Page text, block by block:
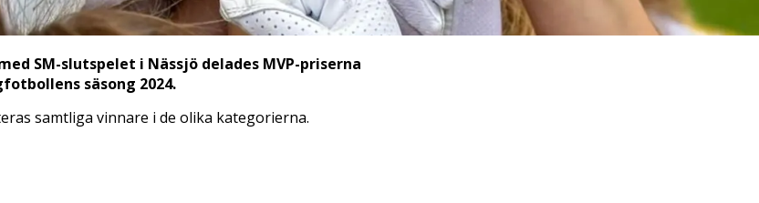
SM-slutspelet i Nässjö delades MVP-priserna
säsong 2024.
samtliga vinnare i de olika kategorierna.